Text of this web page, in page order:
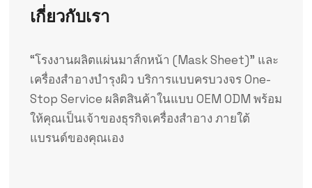
เกี่ยวกับเรา
“โรงงานผลิตแผ่นมาส์กหน้า (Mask Sheet)” และ
เครื่องสำอางบำรุงผิว บริการแบบครบวงจร One-
Stop Service ผลิตสินค้าในแบบ OEM ODM พร้อม
ให้คุณเป็นเจ้าของธุรกิจเครื่องสำอาง ภายใต้
แบรนด์ของคุณเอง